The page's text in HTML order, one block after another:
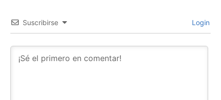
Suscribirse Login